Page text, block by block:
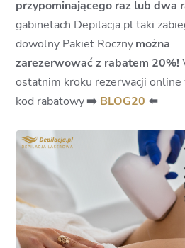
przypominającego raz lub dwa
gabinetach Depilacja.pl taki
dowolny Pakiet Rocznymożna
zarezerwować z rabatem 20%!
ostatnim kroku rezerwacji
kod rabatowy➡️ BLOG20 ⬅️